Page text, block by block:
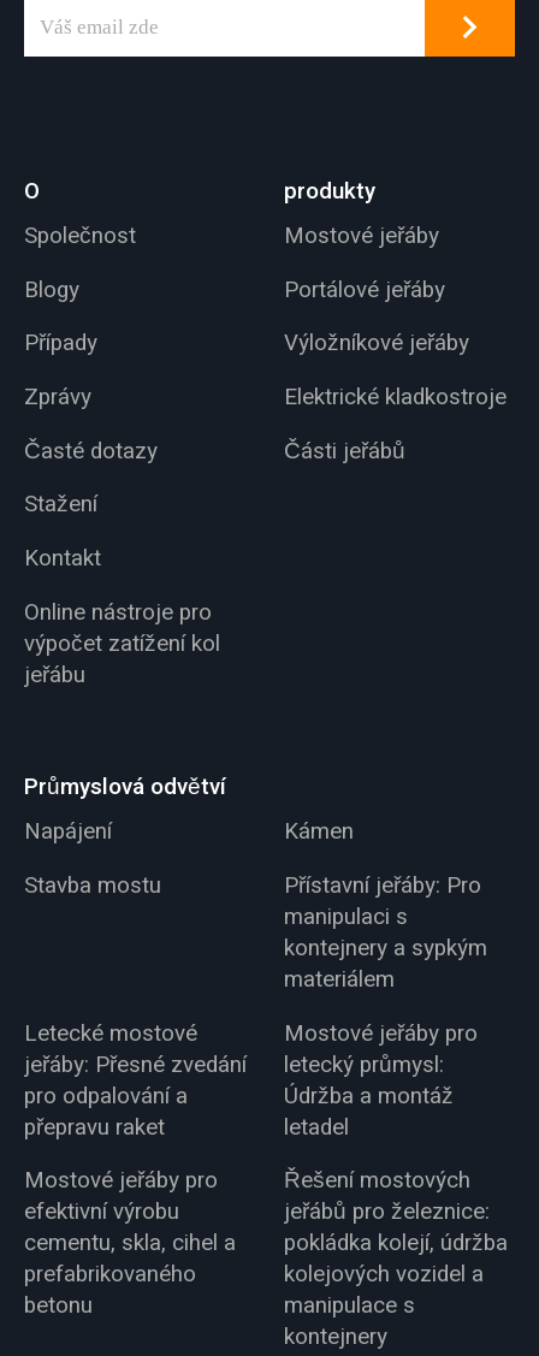
O
Společnost
Blogy
Případy
Zprávy
Časté dotazy
Stažení
Kontakt
Online nástroje pro
výpočet zatížení kol
jeřábu
produkty
Mostové jeřáby
Portálové jeřáby
Výložníkové jeřáby
Elektrické kladkostroje
Části jeřábů
Průmyslová odvětví
Napájení
Kámen
Stavba mostu
Přístavní jeřáby: Pro
manipulaci s
kontejnery a sypkým
materiálem
Letecké mostové
jeřáby: Přesné zvedání
pro odpalování a
přepravu raket
Mostové jeřáby pro
letecký průmysl:
Údržba a montáž
letadel
Mostové jeřáby pro
efektivní výrobu
cementu, skla, cihel a
prefabrikovaného
betonu
Řešení mostových
jeřábů pro železnice:
pokládka kolejí, údržba
kolejových vozidel a
manipulace s
kontejnery